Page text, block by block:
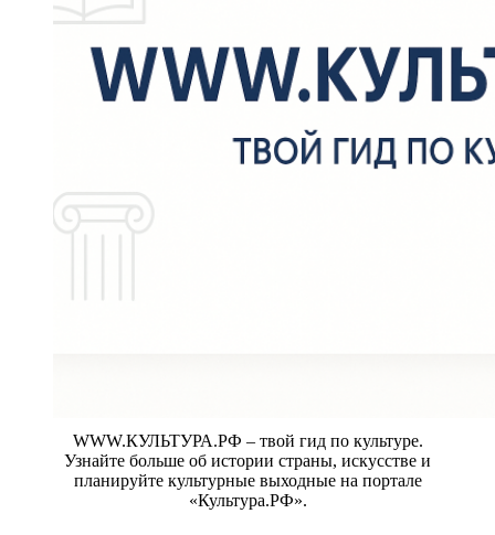
WWW.КУЛЬТУРА.РФ – твой гид по культуре.
Узнайте больше об истории страны, искусстве и
планируйте культурные выходные на портале
«Культура.РФ».